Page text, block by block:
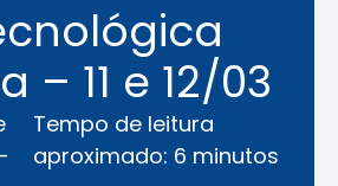
– 11 e 12/03
Tempo de leitura
aproximado: 6 minutos